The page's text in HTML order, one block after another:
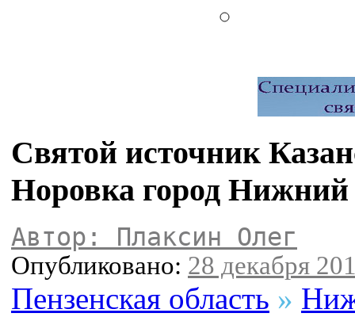
Святой источник
Норовка город
Автор: Плаксин Олег
Опубликовано: 28 декабря
Пензенская область »